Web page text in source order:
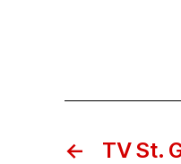
← TV St.